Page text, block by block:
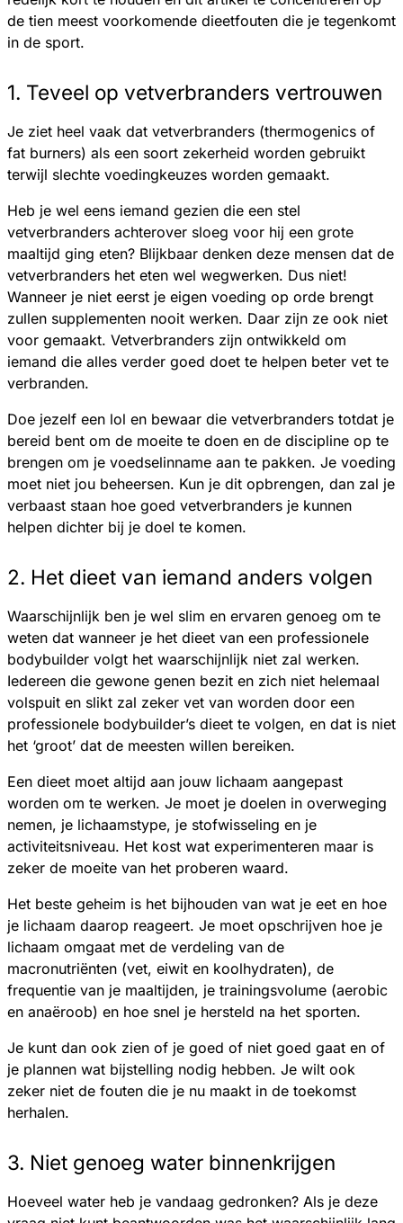
de tien meest voorkomende dieetfouten die je tegenkomt
in de sport.
1. Teveel op vetverbranders vertrouwen
Je ziet heel vaak dat vetverbranders (thermogenics of
fat burners) als een soort zekerheid worden gebruikt
terwijl slechte voedingkeuzes worden gemaakt.
Heb je wel eens iemand gezien die een stel
vetverbranders achterover sloeg voor hij een grote
maaltijd ging eten? Blijkbaar denken deze mensen dat de
vetverbranders het eten wel wegwerken. Dus niet!
Wanneer je niet eerst je eigen voeding op orde brengt
zullen supplementen nooit werken. Daar zijn ze ook niet
voor gemaakt. Vetverbranders zijn ontwikkeld om
iemand die alles verder goed doet te helpen beter vet te
verbranden.
Doe jezelf een lol en bewaar die vetverbranders totdat je
bereid bent om de moeite te doen en de discipline op te
brengen om je voedselinname aan te pakken. Je voeding
moet niet jou beheersen. Kun je dit opbrengen, dan zal je
verbaast staan hoe goed vetverbranders je kunnen
helpen dichter bij je doel te komen.
2. Het dieet van iemand anders volgen
Waarschijnlijk ben je wel slim en ervaren genoeg om te
weten dat wanneer je het dieet van een professionele
bodybuilder volgt het waarschijnlijk niet zal werken.
Iedereen die gewone genen bezit en zich niet helemaal
volspuit en slikt zal zeker vet van worden door een
professionele bodybuilder’s dieet te volgen, en dat is niet
het ‘groot’ dat de meesten willen bereiken.
Een dieet moet altijd aan jouw lichaam aangepast
worden om te werken. Je moet je doelen in overweging
nemen, je lichaamstype, je stofwisseling en je
activiteitsniveau. Het kost wat experimenteren maar is
zeker de moeite van het proberen waard.
Het beste geheim is het bijhouden van wat je eet en hoe
je lichaam daarop reageert. Je moet opschrijven hoe je
lichaam omgaat met de verdeling van de
macronutriënten (vet, eiwit en koolhydraten), de
frequentie van je maaltijden, je trainingsvolume (aerobic
en anaëroob) en hoe snel je hersteld na het sporten.
Je kunt dan ook zien of je goed of niet goed gaat en of
je plannen wat bijstelling nodig hebben. Je wilt ook
zeker niet de fouten die je nu maakt in de toekomst
herhalen.
3. Niet genoeg water binnenkrijgen
Hoeveel water heb je vandaag gedronken? Als je deze